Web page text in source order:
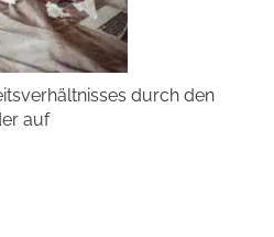
durch den
auf